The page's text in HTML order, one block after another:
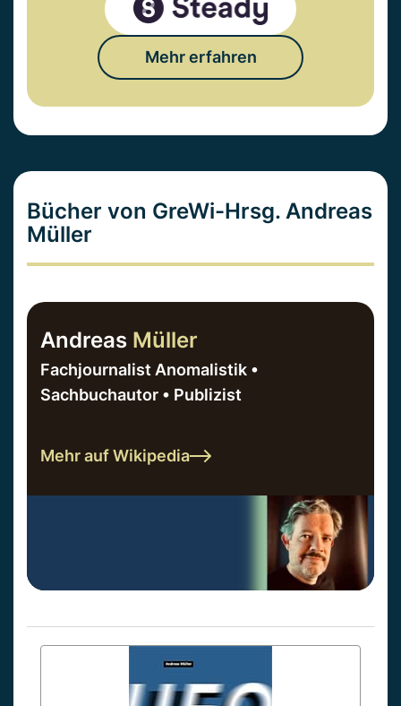
Mehr erfahren
Bücher von GreWi-Hrsg. Andreas
Müller
Andreas Müller
Fachjournalist Anomalistik •
Sachbuchautor • Publizist
Mehr auf Wikipedia